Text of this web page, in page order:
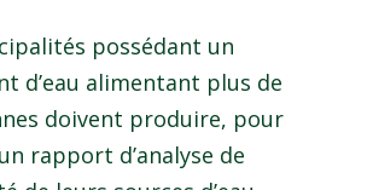
possédant un
d’eau alimentant plus de
doivent produire, pour
rapport d’analyse de